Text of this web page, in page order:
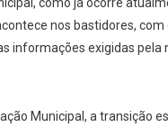
nos bastidores, com
informações exigidas pela
Municipal, a transição